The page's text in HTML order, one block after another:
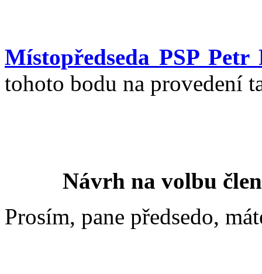
Místopředseda PSP Petr
tohoto bodu na provedení
Návrh na volbu
Prosím, pane předsedo,